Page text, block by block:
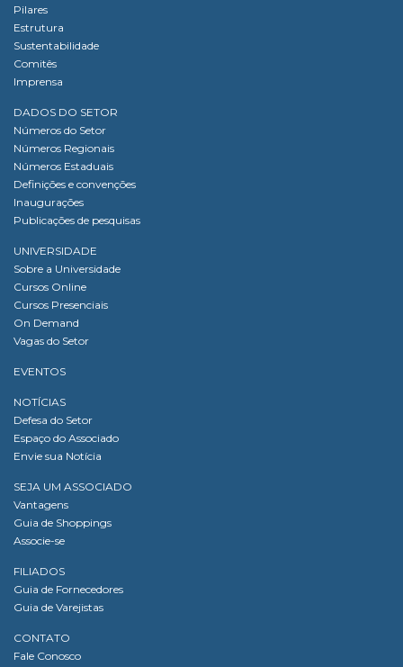
Pilares
Estrutura
Sustentabilidade
Comitês
Imprensa
DADOS DO SETOR
Números do Setor
Números Regionais
Números Estaduais
Definições e convenções
Inaugurações
Publicações de pesquisas
UNIVERSIDADE
Sobre a Universidade
Cursos Online
Cursos Presenciais
On Demand
Vagas do Setor
EVENTOS
NOTÍCIAS
Defesa do Setor
Espaço do Associado
Envie sua Notícia
SEJA UM ASSOCIADO
Vantagens
Guia de Shoppings
Associe-se
FILIADOS
Guia de Fornecedores
Guia de Varejistas
CONTATO
Fale Conosco